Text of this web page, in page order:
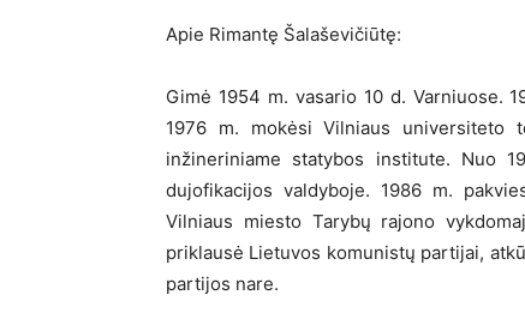
Apie Rimantę Šalaševičiūtę:
Gimė 1954 m. vasario 10 d. Varniuose.
1976 m. mokėsi Vilniaus universiteto
inžineriniame statybos institute. Nuo
dujofikacijos valdyboje. 1986 m.
Vilniaus miesto Tarybų rajono
priklausė Lietuvos komunistų partijai,
partijos nare.